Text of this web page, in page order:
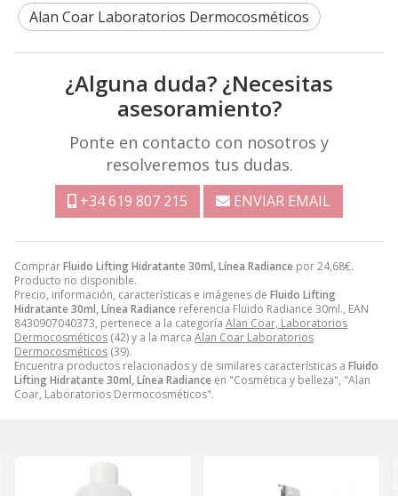
ComprarFluido Lifting Hidratante 30ml, Línea Radiance por24,68€.
Producto no disponible.
Precio, información, características e imágenes de Fluido Lifting
Hidratante 30ml, Línea Radiance referencia Fluido Radiance 30ml., EAN
8430907040373, pertenece a la categoría Alan Coar, Laboratorios
Dermocosméticos (42) y a la marca Alan Coar Laboratorios
Dermocosméticos (39).
Encuentra productos relacionados y de similares características a Fluido
Lifting Hidratante 30ml, Línea Radiance en "Cosmética y belleza", "Alan
Coar, Laboratorios Dermocosméticos".
Alan Coar Laboratorios Dermocosméticos
¿Alguna duda? ¿Necesitas
asesoramiento?
Ponte en contacto con nosotros y
resolveremos tus dudas.
+34 619 807 215 ENVIAR EMAIL